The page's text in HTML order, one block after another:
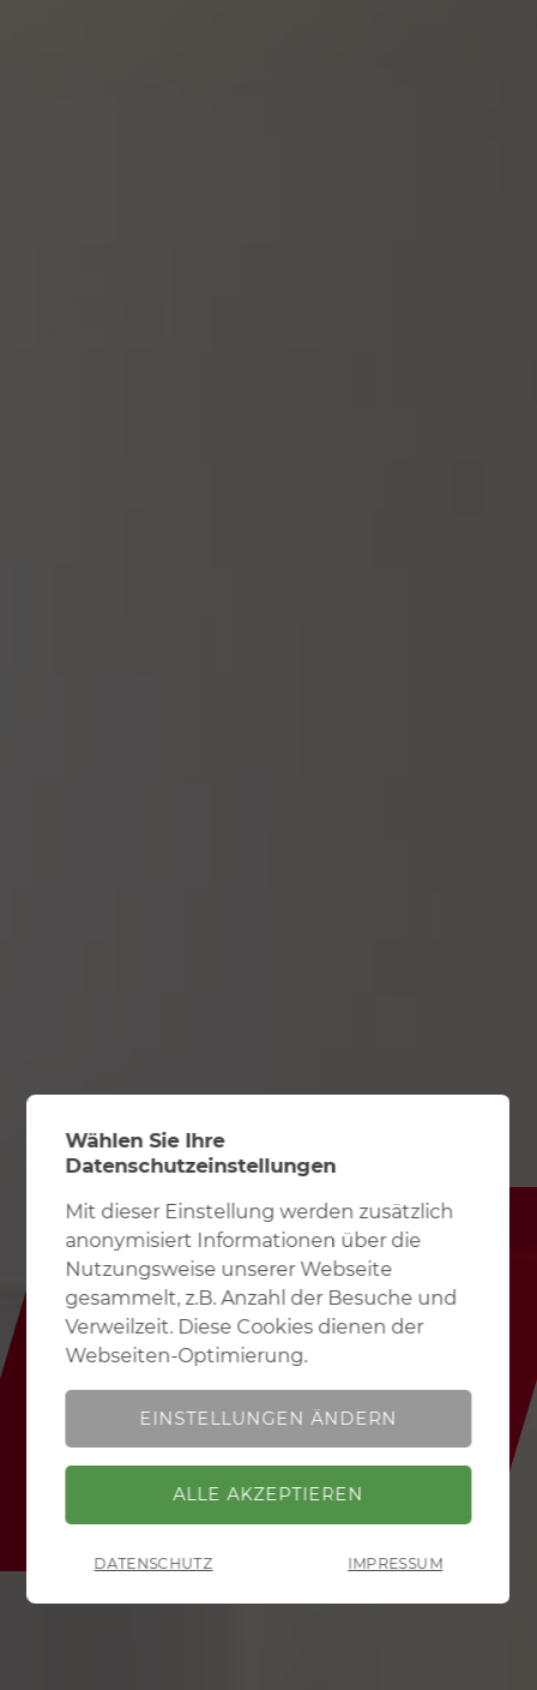
BERATUNG UND SERVICE
Wir sind immer für Sie da.
Wählen Sie Ihre
Datenschutzeinstellungen
Erforderlich Diese Einstellung wird benötigt, um
Ihnen grundlegende Funktionen während der
Nutzung der Webseite zur Verfügung zu stellen.
Performance Mit dieser Einstellung werden
Nutzungsweise unserer Webseite gesammelt, z.B.
Anzahl der Besuche und Verweilzeit. Diese Cookies
Mit dieser Einstellung werden zusätzlich
anonymisiert Informationen über die
Nutzungsweise unserer Webseite
gesammelt, z.B. Anzahl der Besuche und
Verweilzeit. Diese Cookies dienen der
Webseiten-Optimierung.
EINSTELLUNGEN ÄNDERN
DATENSCHUTZ IMPRESSUM